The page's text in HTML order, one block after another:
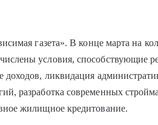
газета». В конце марта на
условия, способствующие
доходов, ликвидация
разработка современных
жилищное кредитование.